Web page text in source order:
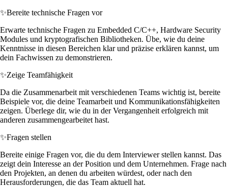
✨Bereite technische Fragen vor
Erwarte technische Fragen zu Embedded C/C++, Hardware Security
Modules und kryptografischen Bibliotheken. Übe, wie du deine
Kenntnisse in diesen Bereichen klar und präzise erklären kannst, um
dein Fachwissen zu demonstrieren.
✨Zeige Teamfähigkeit
Da die Zusammenarbeit mit verschiedenen Teams wichtig ist, bereite
Beispiele vor, die deine Teamarbeit und Kommunikationsfähigkeiten
zeigen. Überlege dir, wie du in der Vergangenheit erfolgreich mit
anderen zusammengearbeitet hast.
✨Fragen stellen
Bereite einige Fragen vor, die du dem Interviewer stellen kannst. Das
zeigt dein Interesse an der Position und dem Unternehmen. Frage nach
den Projekten, an denen du arbeiten würdest, oder nach den
Herausforderungen, die das Team aktuell hat.